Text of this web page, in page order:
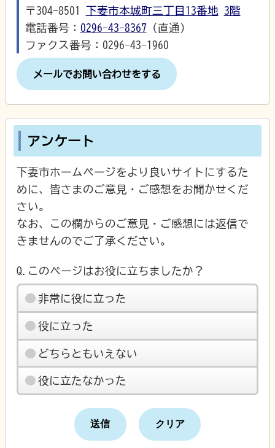
〒304-8501
下妻市本城町三丁目13番地 3階
電話番号： 0296-43-8367 （直通）
ファクス番号：0296-43-1960
メールでお問い合わせをする
アンケート
下妻市ホームページをより良いサイトにするた
めに、皆さまのご意見・ご感想をお聞かせくだ
さい。
なお、この欄からのご意見・ご感想には返信で
きませんのでご了承ください。
Q.このページはお役に立ちましたか？
非常に役に立った
役に立った
どちらともいえない
役に立たなかった